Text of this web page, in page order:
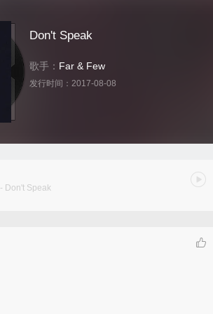
Don't Speak
歌手： Far & Few
发行时间： 2017-08-08
- Don't Speak